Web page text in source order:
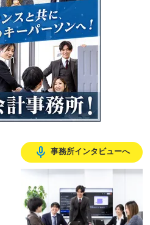
ったと感じています。
mic_none 事務所インタビューへ